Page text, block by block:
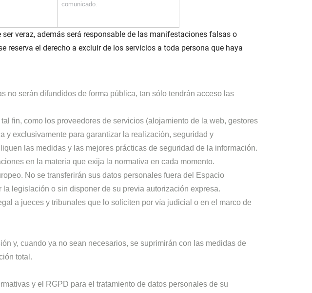
comunicado.
veraz, además será responsable de las manifestaciones falsas o
reserva el derecho a excluir de los servicios a toda persona que haya
no serán difundidos de forma pública, tan sólo tendrán acceso las
fin, como los proveedores de servicios (alojamiento de la web, gestores
y exclusivamente para garantizar la realización, seguridad y
las medidas y las mejores prácticas de seguridad de la información.
en la materia que exija la normativa en cada momento.
No se transferirán sus datos personales fuera del Espacio
legislación o sin disponer de su previa autorización expresa.
a jueces y tribunales que lo soliciten por vía judicial o en el marco de
y, cuando ya no sean necesarios, se suprimirán con las medidas de
total.
y el RGPD para el tratamiento de datos personales de su